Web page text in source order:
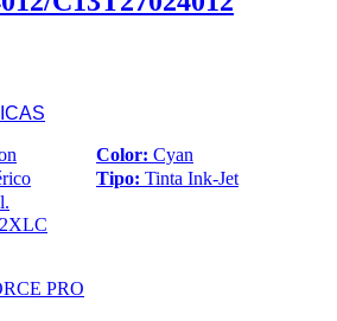
Color: Cyan
Tipo: Tinta Ink-Jet
PRO